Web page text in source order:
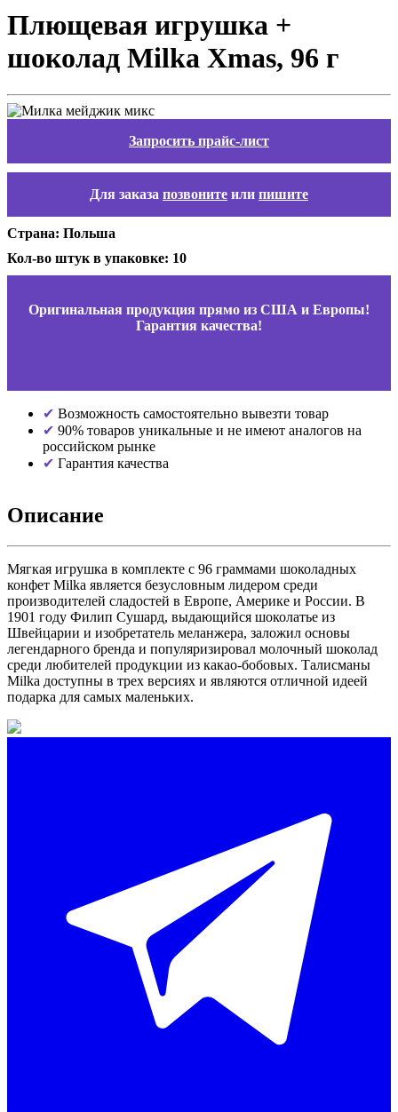
Плющевая игрушка +
шоколад Milka Xmas, 96 г
Запросить прайс-лист
Для заказа позвоните или пишите
Страна: Польша
Кол-во штук в упаковке: 10
Оригинальная продукция прямо из США и Европы!
Гарантия качества!
Возможность самостоятельно вывезти товар
90% товаров уникальные и не имеют аналогов на
российском рынке
Гарантия качества
Описание
Мягкая игрушка в комплекте с 96 граммами шоколадных
конфет Milka является безусловным лидером среди
производителей сладостей в Европе, Америке и России. В
1901 году Филип Сушард, выдающийся шоколатье из
Швейцарии и изобретатель меланжера, заложил основы
легендарного бренда и популяризировал молочный шоколад
среди любителей продукции из какао-бобовых. Талисманы
Milka доступны в трех версиях и являются отличной идеей
подарка для самых маленьких.